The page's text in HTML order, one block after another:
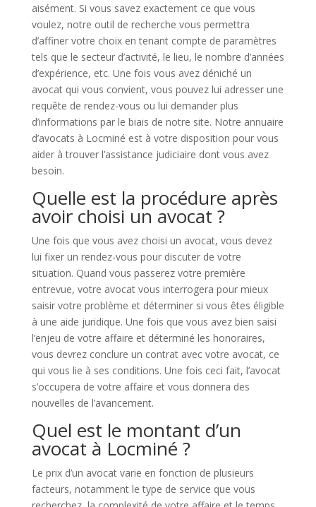
aisément. Si vous savez exactement ce que vous
voulez, notre outil de recherche vous permettra
d’affiner votre choix en tenant compte de paramètres
tels que le secteur d’activité, le lieu, le nombre d’années
d’expérience, etc. Une fois vous avez déniché un
avocat qui vous convient, vous pouvez lui adresser une
requête de rendez-vous ou lui demander plus
d’informations par le biais de notre site. Notre annuaire
d’avocats à Locminé est à votre disposition pour vous
aider à trouver l’assistance judiciaire dont vous avez
besoin.
Quelle est la procédure après
avoir choisi un avocat ?
Une fois que vous avez choisi un avocat, vous devez
lui fixer un rendez-vous pour discuter de votre
situation. Quand vous passerez votre première
entrevue, votre avocat vous interrogera pour mieux
saisir votre problème et déterminer si vous êtes éligible
à une aide juridique. Une fois que vous avez bien saisi
l’enjeu de votre affaire et déterminé les honoraires,
vous devrez conclure un contrat avec votre avocat, ce
qui vous lie à ses conditions. Une fois ceci fait, l’avocat
s’occupera de votre affaire et vous donnera des
nouvelles de l’avancement.
Quel est le montant d’un
avocat à Locminé ?
Le prix d’un avocat varie en fonction de plusieurs
facteurs, notamment le type de service que vous